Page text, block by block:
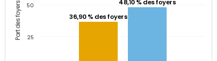
36,90 % des foyers
48,10 % des foyers
25
50